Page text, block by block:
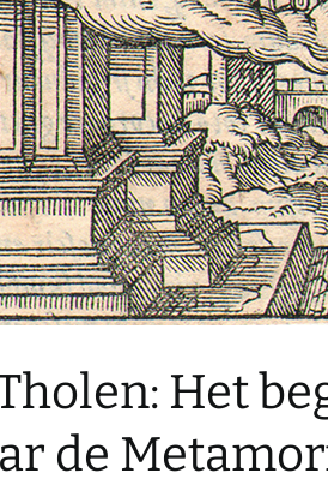
Het
de